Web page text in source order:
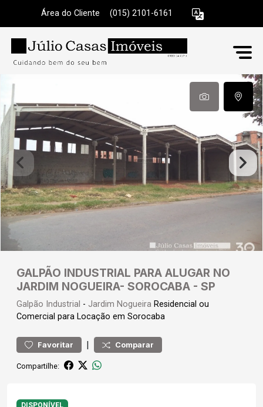
Área do Cliente (015) 2101-6161
GALPÃO INDUSTRIAL PARA ALUGAR NO
JARDIM NOGUEIRA- SOROCABA - SP
Galpão Industrial - Jardim Nogueira Residencial ou
Comercial para Locação em Sorocaba
Favoritar | Comparar
Compartilhe:
DISPONÍVEL